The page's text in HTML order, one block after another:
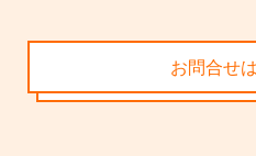
お問合せ